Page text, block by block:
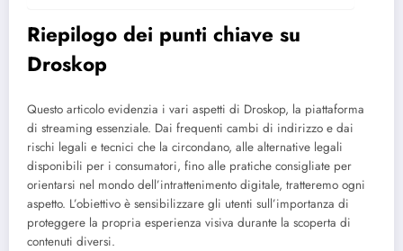
Riepilogo dei punti chiave su
Droskop
Questo articolo evidenzia i vari aspetti di Droskop, la piattaforma
di streaming essenziale. Dai frequenti cambi di indirizzo e dai
rischi legali e tecnici che la circondano, alle alternative legali
disponibili per i consumatori, fino alle pratiche consigliate per
orientarsi nel mondo dell’intrattenimento digitale, tratteremo ogni
aspetto. L’obiettivo è sensibilizzare gli utenti sull’importanza di
proteggere la propria esperienza visiva durante la scoperta di
contenuti diversi.